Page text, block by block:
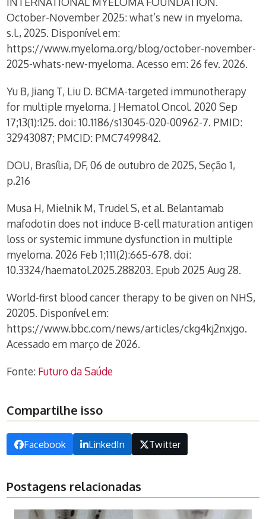
October-November 2025: what’s new in myeloma.
s.l., 2025. Disponível em:
https://www.myeloma.org/blog/october-november-
2025-whats-new-myeloma. Acesso em: 26 fev. 2026.
Yu B, Jiang T, Liu D. BCMA-targeted immunotherapy
for multiple myeloma. J Hematol Oncol. 2020 Sep
17;13(1):125. doi: 10.1186/s13045-020-00962-7. PMID:
32943087; PMCID: PMC7499842.
DOU, Brasília, DF, 06 de outubro de 2025, Seção 1,
p.216
Musa H, Mielnik M, Trudel S, et al. Belantamab
mafodotin does not induce B-cell maturation antigen
loss or systemic immune dysfunction in multiple
myeloma. 2026 Feb 1;111(2):665-678. doi:
10.3324/haematol.2025.288203. Epub 2025 Aug 28.
World-first blood cancer therapy to be given on NHS,
20205. Disponível em:
https://www.bbc.com/news/articles/ckg4kj2nxjgo.
Acessado em março de 2026.
Fonte: Futuro da Saúde
Compartilhe isso
Facebook LinkedIn Twitter
Postagens relacionadas